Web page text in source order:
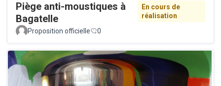
Piège anti-moustiques à
Bagatelle
En cours de
réalisation
Proposition officielle
0